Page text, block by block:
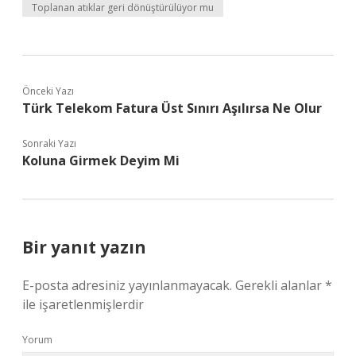
Toplanan atıklar geri dönüştürülüyor mu
Önceki Yazı
Türk Telekom Fatura Üst Sınırı Aşılırsa Ne Olur
Sonraki Yazı
Koluna Girmek Deyim Mi
Bir yanıt yazın
E-posta adresiniz yayınlanmayacak. Gerekli alanlar*
ile işaretlenmişlerdir
Yorum